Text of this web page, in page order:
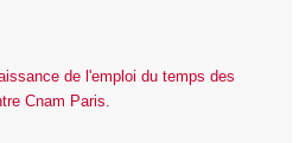
de l'emploi du temps des
Cnam Paris.